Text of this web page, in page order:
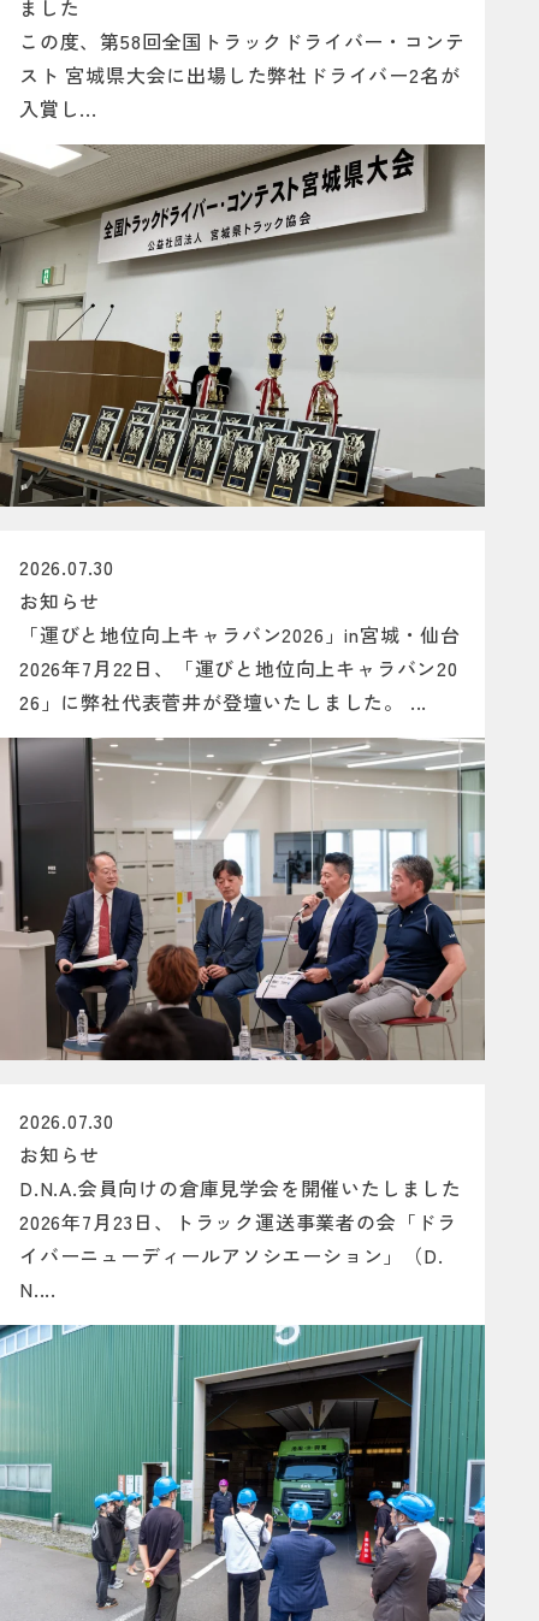
ました
この度、第58回全国トラックドライバー・コンテ
スト 宮城県大会に出場した弊社ドライバー2名が
入賞し...
2026.07.30
お知らせ
「運びと地位向上キャラバン2026」in宮城・仙台
2026年7月22日、「運びと地位向上キャラバン20
26」に弊社代表菅井が登壇いたしました。 ...
2026.07.30
お知らせ
D.N.A.会員向けの倉庫見学会を開催いたしました
2026年7月23日、トラック運送事業者の会「ドラ
イバーニューディールアソシエーション」（D.
N....